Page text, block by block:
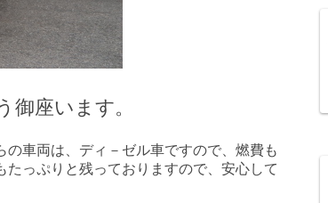
座います。
車両は、ディ－ゼル車ですので、燃費も
っぷりと残っておりますので、安心して